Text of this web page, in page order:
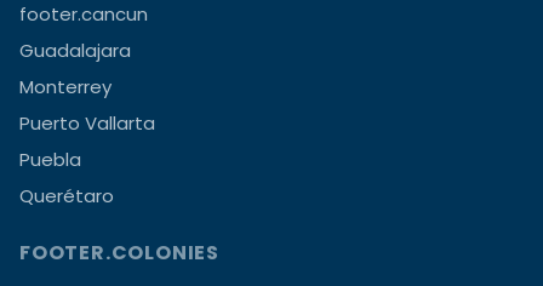
footer.cancun
Guadalajara
Monterrey
Puerto Vallarta
Puebla
Querétaro
FOOTER.COLONIES